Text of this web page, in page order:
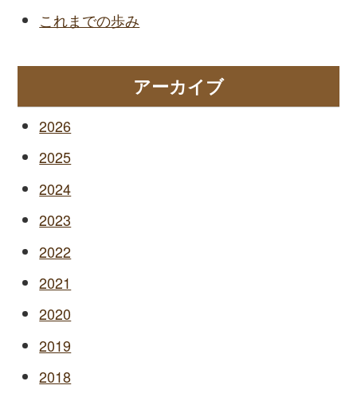
これまでの歩み
アーカイブ
2026
2025
2024
2023
2022
2021
2020
2019
2018